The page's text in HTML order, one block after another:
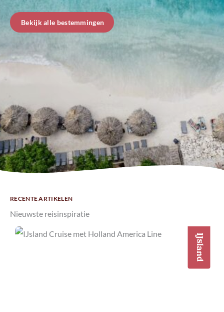
Bekijk alle bestemmingen
RECENTE ARTIKELEN
Nieuwste reisinspiratie
IJsland